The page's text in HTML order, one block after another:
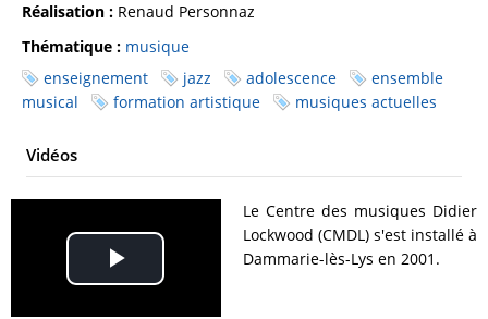
Réalisation : Renaud Personnaz
Thématique : musique
enseignement
jazz adolescence
ensemble
musical
formation artistique musiques actuelles
Vidéos
Play
Le Centre des musiques Didier
Lockwood (CMDL) s'est installé à
Dammarie-lès-Lys en 2001.